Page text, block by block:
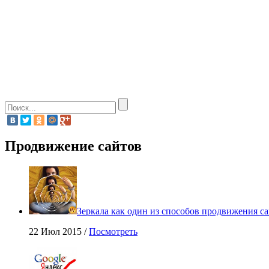
Продвижение сайтов
Зеркала как один из способов продвижения
22 Июл 2015 /Посмотреть